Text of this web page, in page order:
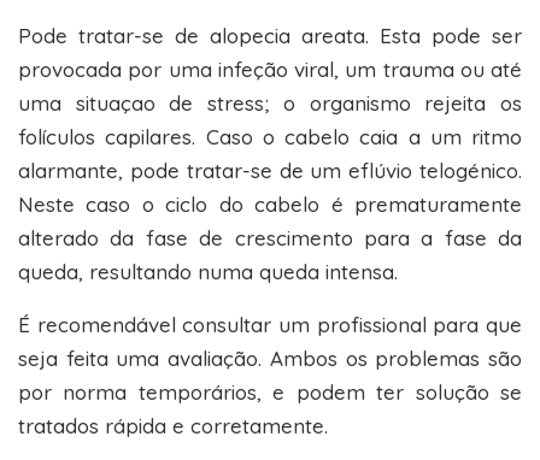
Pode tratar-se de alopecia areata. Esta pode ser
provocada por uma infeção viral, um trauma ou até
uma situaçao de stress; o organismo rejeita os
folículos capilares. Caso o cabelo caia a um ritmo
alarmante, pode tratar-se de um eflúvio telogénico.
Neste caso o ciclo do cabelo é prematuramente
alterado da fase de crescimento para a fase da
queda, resultando numa queda intensa.
É recomendável consultar um profissional para que
seja feita uma avaliação. Ambos os problemas são
por norma temporários, e podem ter solução se
tratados rápida e corretamente.